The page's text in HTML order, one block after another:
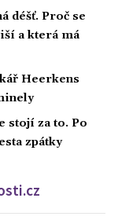
déšť. Proč se
a která má
Heerkens
stojí za to. Po
zpátky